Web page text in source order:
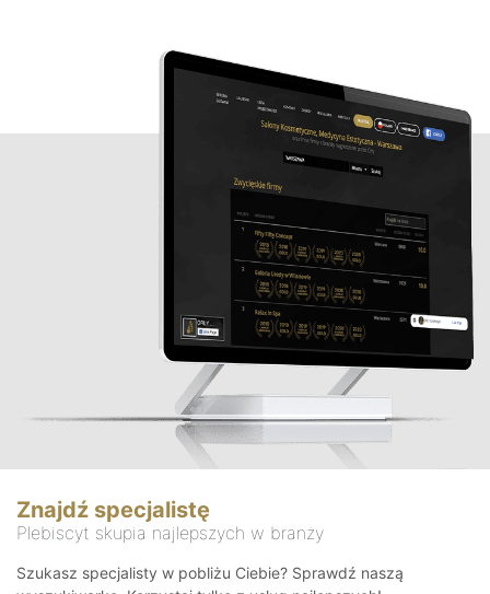
Znajdź specjalistę
Plebiscyt skupia najlepszych w branży
Szukasz specjalisty w pobliżu Ciebie? Sprawdź naszą